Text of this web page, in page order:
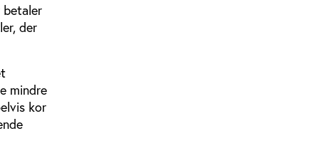
betaler
der
mindre
kor